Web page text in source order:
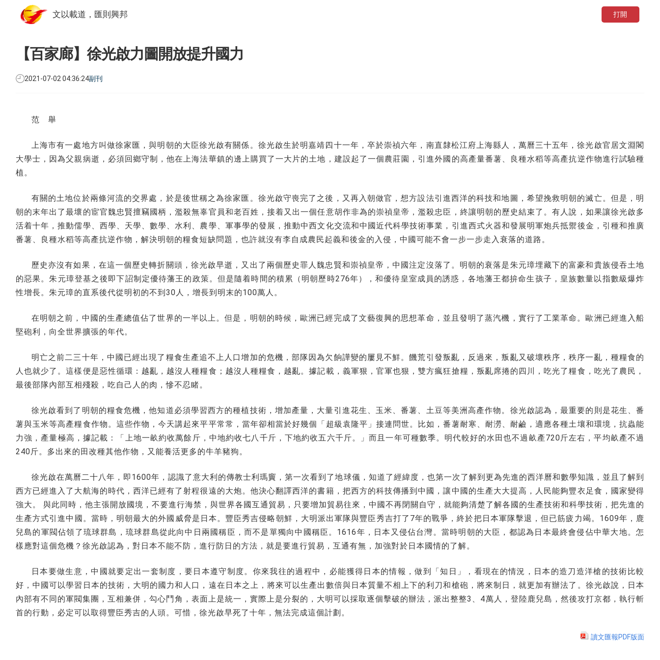
文以載道，匯則興邦 打開
【百家廊】徐光啟力圖開放提升國力
2021-07-02 04:36:24副刊
范 舉
上海市有一處地方叫做徐家匯，與明朝的大臣徐光啟有關係。徐光啟生於明嘉靖四十一年，卒於崇禎六年，南直隸松江府上海縣人，萬曆三十五年，徐光啟官居文淵閣
大學士，因為父親病逝，必須回鄉守制，他在上海法華鎮的邊上購買了一大片的土地，建設起了一個農莊園，引進外國的高產量番薯、良種水稻等高產抗逆作物進行試驗種
植。
有關的土地位於兩條河流的交界處，於是後世稱之為徐家匯。徐光啟守喪完了之後，又再入朝做官，想方設法引進西洋的科技和地圖，希望挽救明朝的滅亡。但是，明
朝的末年出了最壞的宦官魏忠賢擅竊國柄，濫殺無辜官員和老百姓，接着又出一個任意胡作非為的崇禎皇帝，濫殺忠臣，終讓明朝的歷史結束了。有人說，如果讓徐光啟多
活着十年，推動儒學、西學、天學、數學、水利、農學、軍事學的發展，推動中西文化交流和中國近代科學技術事業，引進西式火器和發展明軍炮兵抵禦後金，引種和推廣
番薯、良種水稻等高產抗逆作物，解決明朝的糧食短缺問題，也許就沒有李自成農民起義和後金的入侵，中國可能不會一步一步走入衰落的道路。
歷史亦沒有如果，在這一個歷史轉折關頭，徐光啟早逝，又出了兩個歷史罪人魏忠賢和崇禎皇帝，中國注定沒落了。明朝的衰落是朱元璋埋藏下的富豪和貴族侵吞土地
的惡果。朱元璋登基之後即下詔制定優待藩王的政策。但是隨着時間的積累（明朝歷時276年），和優待皇室成員的誘惑，各地藩王都拚命生孩子，皇族數量以指數級爆炸
性增長。朱元璋的直系後代從明初的不到30人，增長到明末的100萬人。
在明朝之前，中國的生產總值佔了世界的一半以上。但是，明朝的時候，歐洲已經完成了文藝復興的思想革命，並且發明了蒸汽機，實行了工業革命。歐洲已經進入船
堅砲利，向全世界擴張的年代。
明亡之前二三十年，中國已經出現了糧食生產追不上人口增加的危機，部隊因為欠餉譁變的屢見不鮮。饑荒引發叛亂，反過來，叛亂又破壞秩序，秩序一亂，種糧食的
人也就少了。這樣便是惡性循環：越亂，越沒人種糧食；越沒人種糧食，越亂。據記載，義軍狠，官軍也狠，雙方瘋狂搶糧，叛亂席捲的四川，吃光了糧食，吃光了農民，
最後部隊內部互相殘殺，吃自己人的肉，慘不忍睹。
徐光啟看到了明朝的糧食危機，他知道必須學習西方的種植技術，增加產量，大量引進花生、玉米、番薯、土豆等美洲高產作物。徐光啟認為，最重要的則是花生、番
薯與玉米等高產糧食作物。這些作物，今天講起來平平常常，當年卻相當於好幾個「超級袁隆平」接連問世。比如，番薯耐寒、耐澇、耐鹼，適應各種土壤和環境，抗蟲能
力強，產量極高，據記載：「上地一畝約收萬餘斤，中地約收七八千斤，下地約收五六千斤。」而且一年可種數季。明代較好的水田也不過畝產720斤左右，平均畝產不過
240斤。多出來的田改種其他作物，又能養活更多的牛羊豬狗。
徐光啟在萬曆二十八年，即1600年，認識了意大利的傳教士利瑪竇，第一次看到了地球儀，知道了經緯度，也第一次了解到更為先進的西洋曆和數學知識，並且了解到
西方已經進入了大航海的時代，西洋已經有了射程很遠的大炮。他決心翻譯西洋的書籍，把西方的科技傳播到中國，讓中國的生產大大提高，人民能夠豐衣足食，國家變得
強大。 與此同時，他主張開放國境，不要進行海禁，與世界各國互通貿易，只要增加貿易往來，中國不再閉關自守，就能夠清楚了解各國的生產技術和科學技術，把先進的
生產方式引進中國。當時，明朝最大的外國威脅是日本。豐臣秀吉侵略朝鮮，大明派出軍隊與豐臣秀吉打了7年的戰爭，終於把日本軍隊擊退，但已筋疲力竭。1609年，鹿
兒島的軍閥佔領了琉球群島，琉球群島從此向中日兩國稱臣，而不是單獨向中國稱臣。1616年，日本又侵佔台灣。當時明朝的大臣，都認為日本最終會侵佔中華大地。怎
樣應對這個危機？徐光啟認為，對日本不能不防，進行防日的方法，就是要進行貿易，互通有無，加強對於日本國情的了解。
日本要做生意，中國就要定出一套制度，要日本遵守制度。你來我往的過程中，必能獲得日本的情報，做到「知日」，看現在的情況，日本的造刀造洋槍的技術比較
好，中國可以學習日本的技術，大明的國力和人口，遠在日本之上，將來可以生產出數倍與日本質量不相上下的利刀和槍砲，將來制日，就更加有辦法了。徐光啟說，日本
內部有不同的軍閥集團，互相兼併，勾心鬥角，表面上是統一，實際上是分裂的，大明可以採取逐個擊破的辦法，派出整整3、4萬人，登陸鹿兒島，然後攻打京都，執行斬
首的行動，必定可以取得豐臣秀吉的人頭。可惜，徐光啟早死了十年，無法完成這個計劃。
讀文匯報PDF版面